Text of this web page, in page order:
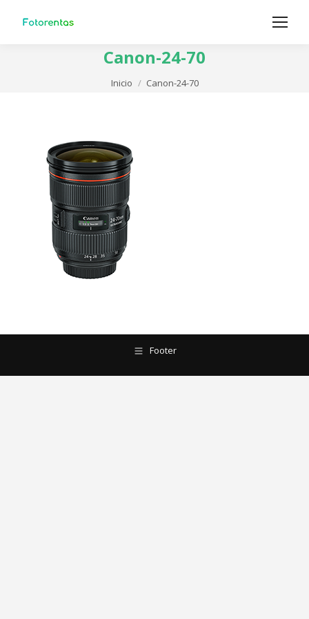
Canon-24-70
Estás aquí:
Inicio Canon-24-70
Footer